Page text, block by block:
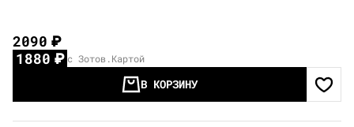
2090₽
1880₽ с Зотов.Картой
В КОРЗИНУ